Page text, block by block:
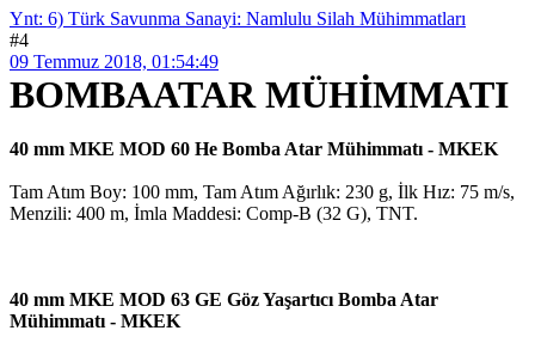
Ynt: 6) Türk Savunma Sanayi: Namlulu Silah Mühimmatları
#4
09 Temmuz 2018, 01:54:49
BOMBAATAR MÜHİMMATI
40 mm MKE MOD 60 He Bomba Atar Mühimmatı - MKEK
Tam Atım Boy: 100 mm, Tam Atım Ağırlık: 230 g, İlk Hız: 75 m/s,
Menzili: 400 m, İmla Maddesi: Comp-B (32 G), TNT.
40 mm MKE MOD 63 GE Göz Yaşartıcı Bomba Atar
Mühimmatı - MKEK